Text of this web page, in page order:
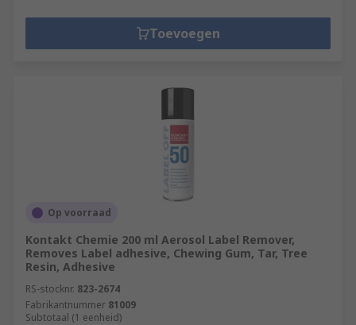
Toevoegen
Op voorraad
Kontakt Chemie 200 ml Aerosol Label Remover,
Removes Label adhesive, Chewing Gum, Tar, Tree
Resin, Adhesive
RS-stocknr. 823-2674
Fabrikantnummer 81009
Subtotaal (1 eenheid)